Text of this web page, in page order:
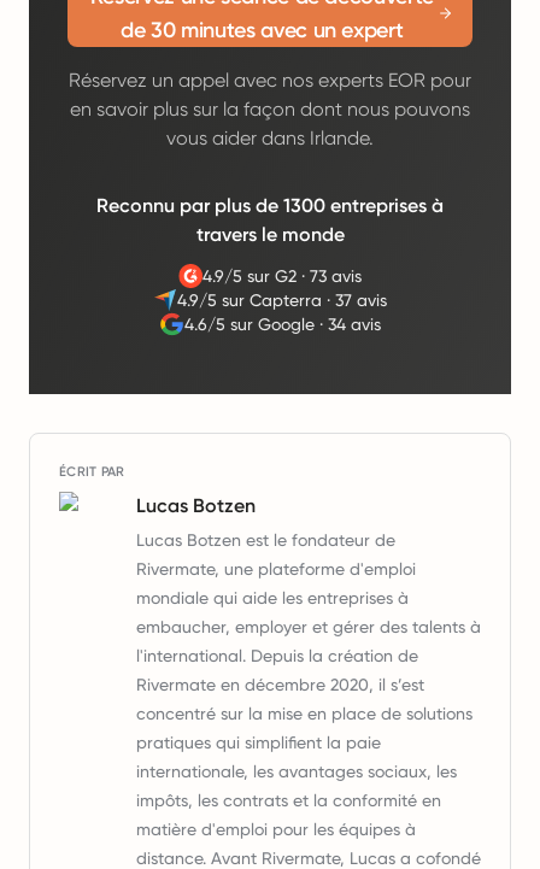
de 30 minutes avec un expert
Réservez un appel avec nos experts EOR pour
en savoir plus sur la façon dont nous pouvons
vous aider dans Irlande.
Reconnu par plus de 1300 entreprises à
travers le monde
4.9/5 sur G2 ·73 avis
4.9/5 sur Capterra ·37 avis
4.6/5 sur Google· 34 avis
ÉCRIT PAR
Lucas Botzen
Lucas Botzen est le fondateur de
Rivermate, une plateforme d'emploi
mondiale qui aide les entreprises à
embaucher, employer et gérer des talents à
l'international. Depuis la création de
Rivermate en décembre 2020, il s’est
concentré sur la mise en place de solutions
pratiques qui simplifient la paie
internationale, les avantages sociaux, les
impôts, les contrats et la conformité en
matière d'emploi pour les équipes à
distance. Avant Rivermate, Lucas a cofondé